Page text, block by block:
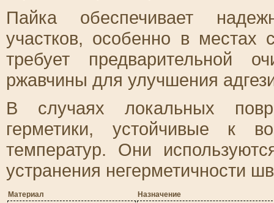
Пайка обеспечивает
участков, особенно в местах
требует предварительной
ржавчины для улучшения
В случаях локальных
герметики, устойчивые к
температур. Они
устранения негерметичности
Материал
Назначение